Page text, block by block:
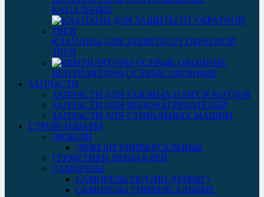
КАНАЛЬНЫЕ
КЛАПАНЫ ДЛЯ ЗАЩИТЫ ОТ ОБРАТНОЙ
ТЯГИ
ВЕНТИЛЯТОРЫ ОСЕВЫЕ ОКОННЫЕ
ЗАПЧАСТИ
ЗАПЧАСТИ ДЛЯ ГАЗОВЫХ ПЛИТ И КОТЛОВ
ЗАПЧАСТИ ДЛЯ ВОДОНАГРЕВАТЕЛЕЙ
ЗАПЧАСТИ ДЛЯ СТИРАЛЬНЫХ МАШИН
СТРОЙ-ТОВАРЫ
ДЮБЕЛИ
ДЮБЕЛИ УНИВЕРСАЛЬНЫЕ
ГЕРМЕТИКИ ПЕНЫ КЛЕЙ
САМОРЕЗЫ
САМОРЕЗЫ ГКД (ПО ДЕРЕВУ)
САМОРЕЗЫ УНИВЕРСАЛЬНЫЕ